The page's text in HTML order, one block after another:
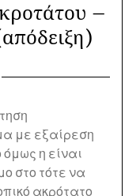
–
με εξαίρεση
όμως η είναι
στο τότε να
ακρότατο